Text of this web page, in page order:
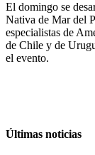
El domingo se
Nativa de Mar del
especialistas de
de Chile y de
el evento.
Últimas noticias